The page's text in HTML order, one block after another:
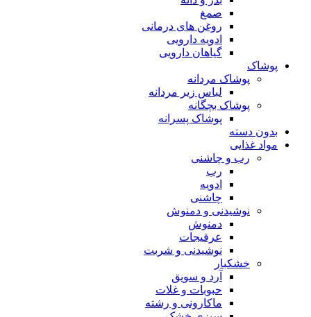
صمغ
روغن های درمانی
ادویه دارویی
گیاهان دارویی
پوشاک
پوشاک مردانه
لباس زیر مردانه
پوشاک بچگانه
پوشاک پسرانه
بدون دسته
مواد غذایی
رب و چاشنی
رب
ادویه
چاشنی
نوشیدنی و دمنوش
دمنوش
عرقیجات
نوشیدنی و شربت
خشکبار
آرد و سویق
حبوبات و غلات
ماکارونی و رشته